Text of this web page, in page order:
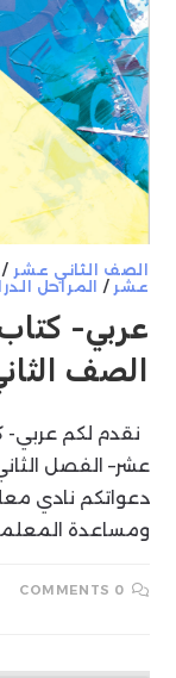
الصف الثاني عشر /
عشر / المراحل
عربي-
الصف
نقدم لكم عربي-
عشر– الفصل
دعواتكم نادي
ومساعدة
0 COMMENTS